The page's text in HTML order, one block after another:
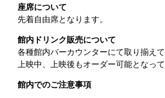
座席について
先着自由席となります。
館内ドリンク販売について
各種館内バーカウンターにて取り揃え
上映中、上映後もオーダー可能となって
館内でのご注意事項